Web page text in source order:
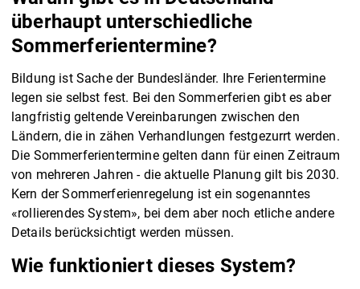
überhaupt unterschiedliche
Sommerferientermine?
Bildung ist Sache der Bundesländer. Ihre Ferientermine
legen sie selbst fest. Bei den Sommerferien gibt es aber
langfristig geltende Vereinbarungen zwischen den
Ländern, die in zähen Verhandlungen festgezurrt werden.
Die Sommerferientermine gelten dann für einen Zeitraum
von mehreren Jahren - die aktuelle Planung gilt bis 2030.
Kern der Sommerferienregelung ist ein sogenanntes
«rollierendes System», bei dem aber noch etliche andere
Details berücksichtigt werden müssen.
Wie funktioniert dieses System?